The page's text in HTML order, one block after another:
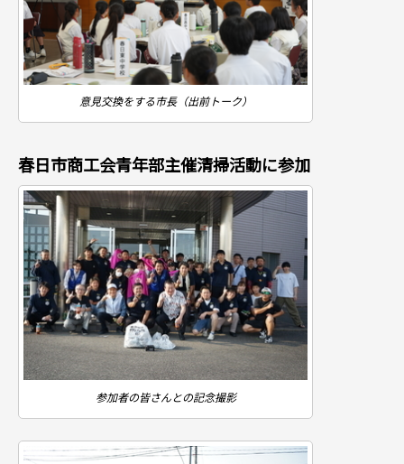
意見交換をする市長（出前トーク）
春日市商工会青年部主催清掃活動に参加
参加者の皆さんとの記念撮影